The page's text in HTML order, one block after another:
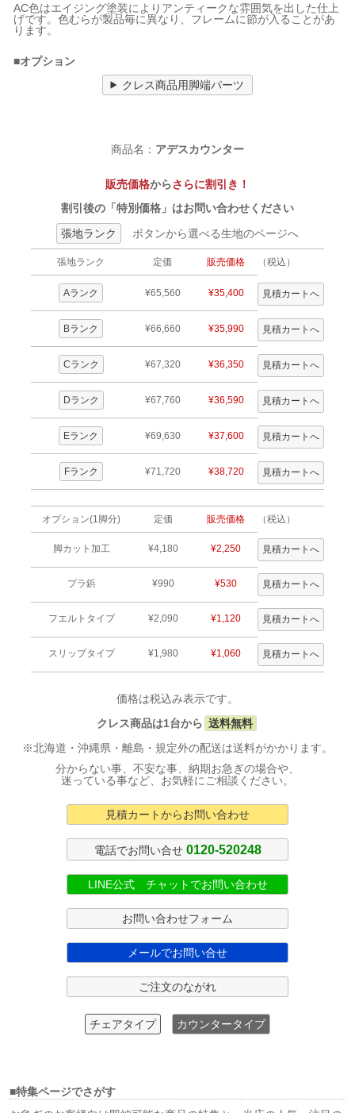
AC色はエイジング塗装によりアンティークな雰囲気を出した仕上
げです。色むらが製品毎に異なり、フレームに節が入ることがあ
ります。
■オプション
クレス商品用脚端パーツ
商品名： アデスカウンター
販売価格からさらに割引き！
割引後の「特別価格」はお問い合わせください
張地ランク
ボタンから選べる生地のページへ
張地ランク 定価 販売価格 （税込）
Aランク ¥65,560 ¥35,400
Bランク ¥66,660 ¥35,990
Cランク ¥67,320 ¥36,350
Dランク ¥67,760 ¥36,590
Eランク ¥69,630 ¥37,600
Fランク ¥71,720 ¥38,720
オプション(1脚分) 定価 販売価格 （税込）
脚カット加工 ¥4,180 ¥2,250
プラ鋲 ¥990 ¥530
フエルトタイプ ¥2,090 ¥1,120
スリップタイプ ¥1,980 ¥1,060
価格は税込み表示です。
クレス商品は1台から 送料無料
※北海道・沖縄県・離島・規定外の配送は送料がかかります。
分からない事、不安な事、納期お急ぎの場合や、
迷っている事など、お気軽にご相談ください。
見積カートからお問い合わせ
電話でお問い合せ 0120-520248
LINE公式 チャットでお問い合わせ
お問い合わせフォーム
メールでお問い合せ
ご注文のながれ
チェアタイプ カウンタータイプ
■特集ページでさがす